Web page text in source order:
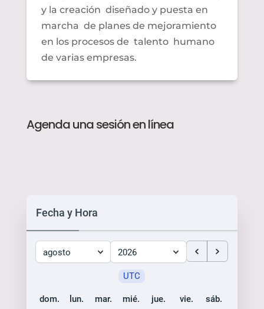
y la creación diseñado y puesta en
marcha de planes de mejoramiento
en los procesos de talento humano
de varias empresas.
Agenda una sesión en línea
Fecha y Hora
agosto 2026
UTC
dom. lun. mar. mié. jue. vie. sáb.